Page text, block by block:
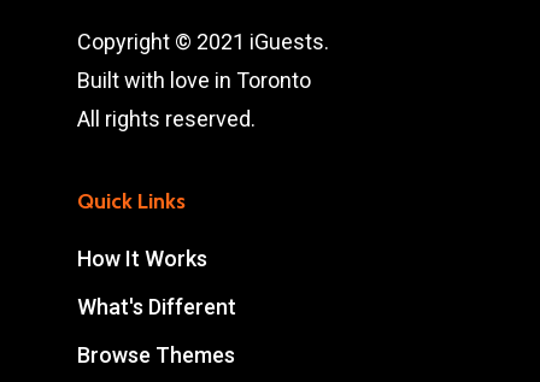
Copyright © 2021 iGuests.
Built with love in Toronto
All rights reserved.
Quick Links
How It Works
What's Different
Browse Themes